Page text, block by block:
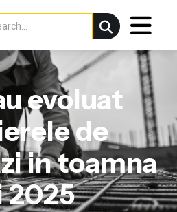
evoluat
de
in toamna
2025